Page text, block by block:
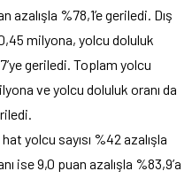
azalışla %78,1’e geriledi. Dış
milyona, yolcu doluluk
geriledi. Toplam yolcu
ve yolcu doluluk oranı da
yolcu sayısı %42 azalışla
ise 9,0 puan azalışla %83,9’a